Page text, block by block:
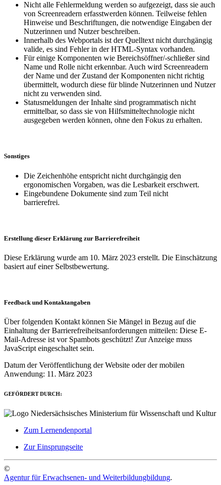
Nicht alle Fehlermeldung werden so aufgezeigt, dass sie auch
von Screenreadern erfasstwerden können. Teilweise fehlen
Hinweise und Beschriftungen, die notwendige Eingaben der
Nutzerinnen und Nutzer beschreiben.
Innerhalb des Webportals ist der Quelltext nicht durchgängig
valide, es sind Fehler in der HTML-Syntax vorhanden.
Für einige Komponenten wie Bereichsöffner/-schließer sind
Name und Rolle nicht erkennbar. Auch wird Screenreadern
der Name und der Zustand der Komponenten nicht richtig
übermittelt, wodurch diese für blinde Nutzerinnen und Nutzer
nicht zu verwenden sind.
Statusmeldungen der Inhalte sind programmatisch nicht
ermittelbar, so dass sie von Hilfsmitteltechnologie nicht
ausgegeben werden können, ohne den Fokus zu erhalten.
Sonstiges
Die Zeichenhöhe entspricht nicht durchgängig den
ergonomischen Vorgaben, was die Lesbarkeit erschwert.
Eingebundene Dokumente sind zum Teil nicht
barrierefrei.
Erstellung dieser Erklärung zur Barrierefreiheit
Diese Erklärung wurde am 10. März 2023 erstellt. Die Einschätzung
basiert auf einer Selbstbewertung.
Feedback und Kontaktangaben
Über folgenden Kontakt können Sie Mängel in Bezug auf die
Einhaltung der Barrierefreiheitsanforderungen mitteilen: Diese E-
Mail-Adresse ist vor Spambots geschützt! Zur Anzeige muss
JavaScript eingeschaltet sein.
Datum der Veröffentlichung der Website oder der mobilen
Anwendung: 11. März 2023
GEFÖRDERT DURCH:
Zum Lernendenportal
Zur Einsprungseite
©
Agentur für Erwachsenen- und Weiterbildungbildung.